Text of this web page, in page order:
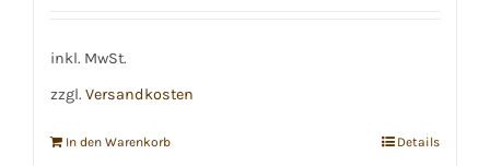
inkl. MwSt.
zzgl. Versandkosten
In den Warenkorb Details